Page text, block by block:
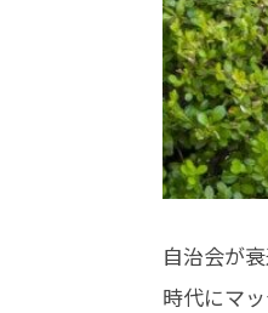
自治会が
時代にマ